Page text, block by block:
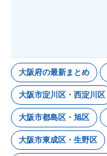
大阪府の最新まとめ
大阪市淀川区・西淀川区
大阪市都島区・旭区
大阪市東成区・生野区